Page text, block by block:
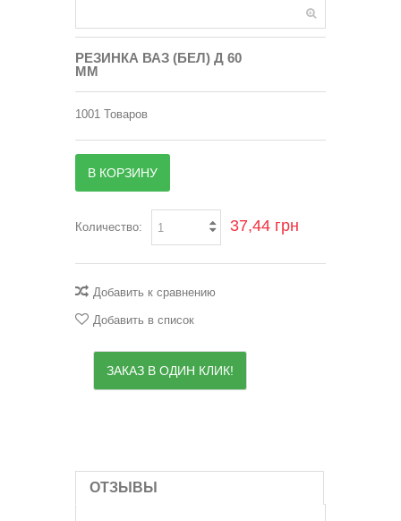
РЕЗИНКА ВАЗ (БЕЛ) Д 60
ММ
1001 Товаров
В КОРЗИНУ
Количество: 37,44 грн
Добавить к сравнению
Добавить в список
ЗАКАЗ В ОДИН КЛИК!
ОТЗЫВЫ